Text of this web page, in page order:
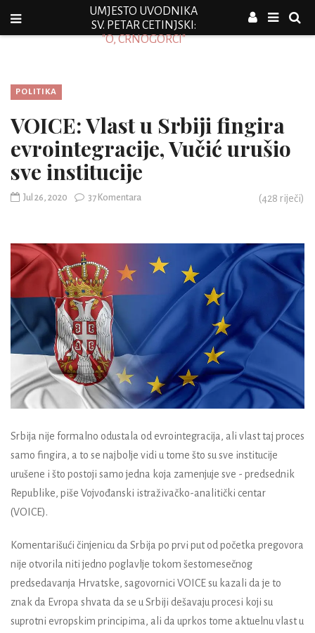
UMJESTO UVODNIKA
SV. PETAR CETINJSKI:
"O, CRNOGORCI"
POLITIKA
VOICE: Vlast u Srbiji fingira
evrointegracije, Vučić urušio
sve institucije
Jul 26, 2020 37 Komentara (428 riječi)
Srbija nije formalno odustala od evrointegracija, ali vlast taj proces
samo fingira, a to se najbolje vidi u tome što su sve institucije
urušene i što postoji samo jedna koja zamenjuje sve - predsednik
Republike, piše Vojvođanski istraživačko-analitički centar
(VOICE).
Komentarišući činjenicu da Srbija po prvi put od početka pregovora
nije otvorila niti jedno poglavlje tokom šestomesečnog
predsedavanja Hrvatske, sagovornici VOICE su kazali da je to
znak da Evropa shvata da se u Srbiji dešavaju procesi koji su
suprotni evropskim principima, ali da uprkos tome aktuelnu vlast u